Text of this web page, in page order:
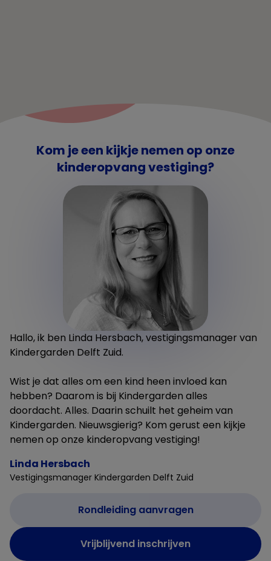
Kom je een kijkje nemen op onze
kinderopvang vestiging?
Hallo, ik ben Linda Hersbach, vestigingsmanager van
Kindergarden Delft Zuid.
Wist je dat alles om een kind heen invloed kan
hebben? Daarom is bij Kindergarden alles
doordacht. Alles. Daarin schuilt het geheim van
Kindergarden. Nieuwsgierig? Kom gerust een kijkje
nemen op onze kinderopvang vestiging!
Linda Hersbach
Vestigingsmanager Kindergarden Delft Zuid
Rondleiding aanvragen
Vrijblijvend inschrijven